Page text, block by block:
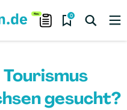
0
gesucht?